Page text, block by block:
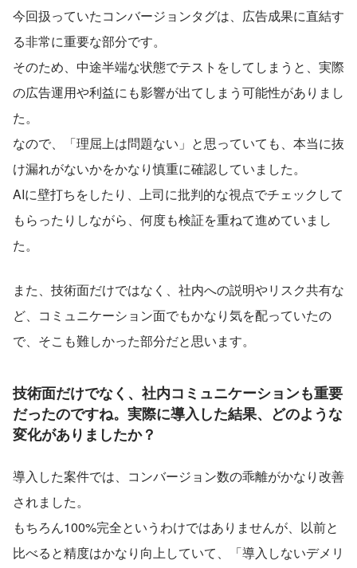
今回扱っていたコンバージョンタグは、広告成果に直結す
る非常に重要な部分です。
そのため、中途半端な状態でテストをしてしまうと、実際
の広告運用や利益にも影響が出てしまう可能性がありまし
た。
なので、「理屈上は問題ない」と思っていても、本当に抜
け漏れがないかをかなり慎重に確認していました。
AIに壁打ちをしたり、上司に批判的な視点でチェックして
もらったりしながら、何度も検証を重ねて進めていまし
た。
また、技術面だけではなく、社内への説明やリスク共有な
ど、コミュニケーション面でもかなり気を配っていたの
で、そこも難しかった部分だと思います。
技術面だけでなく、社内コミュニケーションも重要
だったのですね。実際に導入した結果、どのような
変化がありましたか？
導入した案件では、コンバージョン数の乖離がかなり改善
されました。
もちろん100%完全というわけではありませんが、以前と
比べると精度はかなり向上していて、「導入しないデメリ